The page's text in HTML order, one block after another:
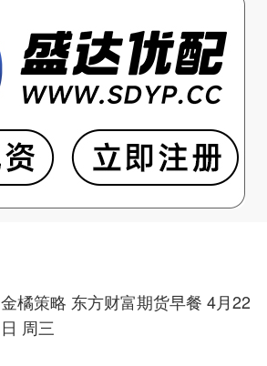
金橘策略 东方财富期货早餐 4月22
日 周三